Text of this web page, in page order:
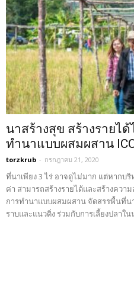
นาสร้างสุข สร้างรายไ
ทำนาแบบผสมผสาน
torzkrub - กรกฎาคม 21, 2020
ที่นาเพียง 3 ไร่ อาจดูไม่มาก แต่หากบ
ค่า สามารถสร้างรายได้และสร้างคว
การทำนาแบบผสมผสาน จัดสรรพื้นที่
ราบและแนวดิ่ง ร่วมกับการเลี้ยงปลาใ